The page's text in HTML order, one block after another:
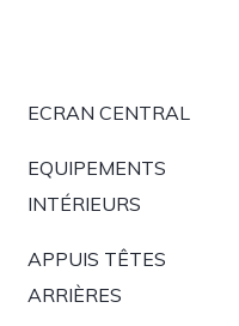
ECRAN CENTRAL
EQUIPEMENTS
INTÉRIEURS
APPUIS TÊTES
ARRIÈRES